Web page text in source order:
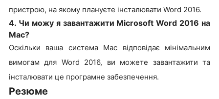
пристрою, на якому плануєте інсталювати Word 2016.
4. Чи можу я завантажити Microsoft Word 2016 на
Mac?
Оскільки ваша система Mac відповідає мінімальним
вимогам для Word 2016, ви можете завантажити та
інсталювати це програмне забезпечення.
Резюме